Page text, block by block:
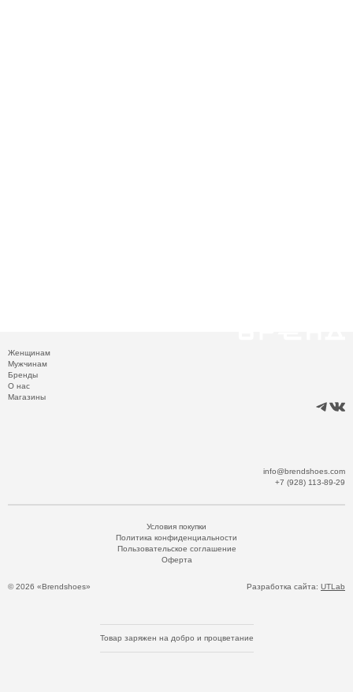
Женщинам
Мужчинам
Бренды
О нас
Магазины
info@brendshoes.com
+7 (928) 113-89-29
© 2026 «Brendshoes»
Условия покупки
Политика конфиденциальности
Пользовательское соглашение
Оферта
Разработка сайта: UTLab
Товар заряжен на добро и процветание